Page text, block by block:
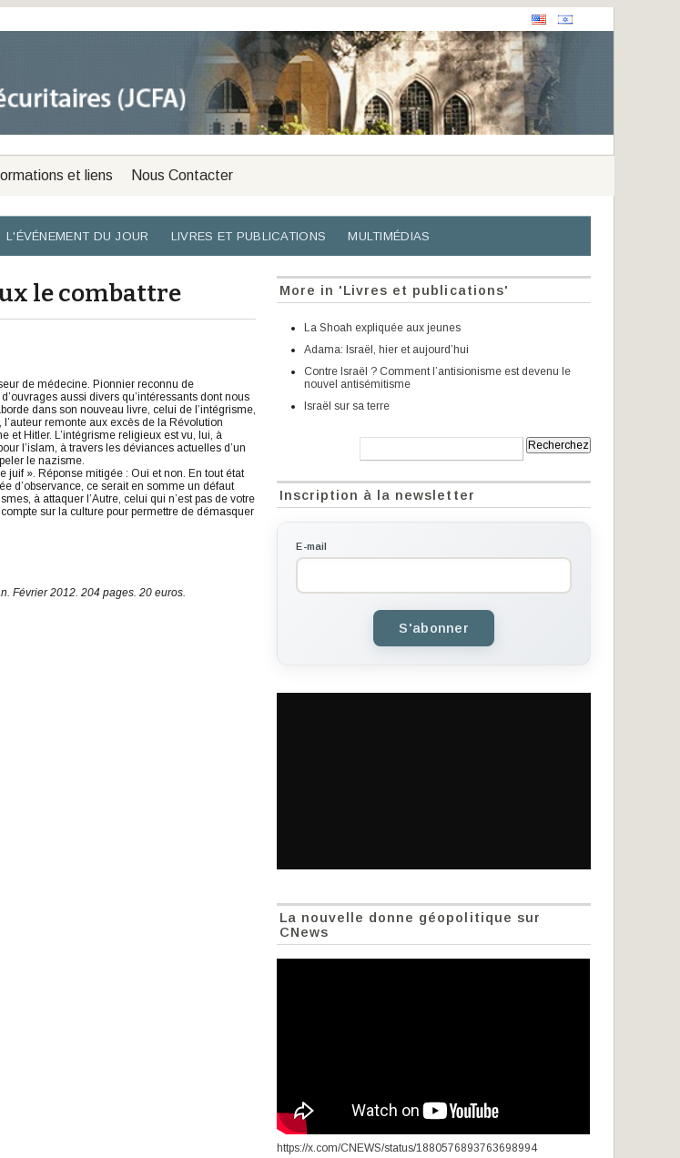
et liens Nous Contacter
L'ÉVÉNEMENT DU JOUR LIVRES ET PUBLICATIONS MULTIMÉDIAS
le combattre
de médecine. Pionnier reconnu de
aussi divers qu’intéressants dont nous
dans son nouveau livre, celui de l’intégrisme,
remonte aux excès de la Révolution
et Hitler. L’intégrisme religieux est vu, lui, à
l’islam, à travers les déviances actuelles d’un
le nazisme.
juif ». Réponse mitigée : Oui et non. En tout état
d’observance, ce serait en somme un défaut
à attaquer l’Autre, celui qui n’est pas de votre
sur la culture pour permettre de démasquer
Février 2012. 204 pages. 20 euros.
More in 'Livres et publications'
La Shoah expliquée aux jeunes
Adama: Israël, hier et aujourd’hui
Contre Israël ? Comment l’antisionisme est devenu le
nouvel antisémitisme
Israël sur sa terre
Inscription à la newsletter
E-mail
S'abonner
La nouvelle donne géopolitique sur
CNews
https://x.com/CNEWS/status/1880576893763698994